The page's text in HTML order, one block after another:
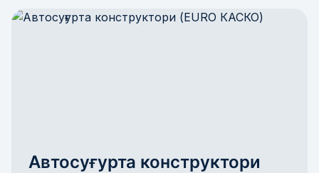
Автосуғурта конструктори